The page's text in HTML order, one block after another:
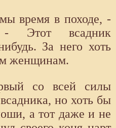
время в походе, -
- Этот всадник
За него хоть
женщинам.
со всей силы
но хоть бы
а тот даже и не